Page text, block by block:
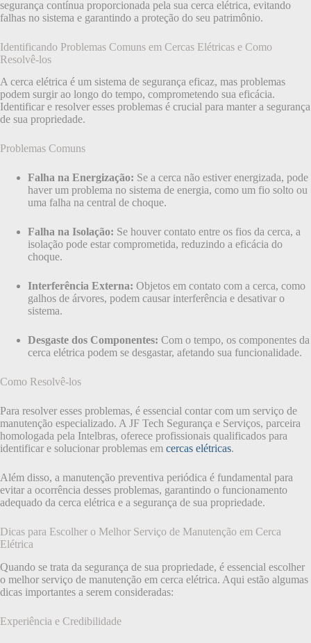
segurança contínua proporcionada pela sua cerca elétrica, evitando
falhas no sistema e garantindo a proteção do seu patrimônio.
Identificando Problemas Comuns em Cercas Elétricas e Como
Resolvê-los
A cerca elétrica é um sistema de segurança eficaz, mas problemas
podem surgir ao longo do tempo, comprometendo sua eficácia.
Identificar e resolver esses problemas é crucial para manter a segurança
de sua propriedade.
Problemas Comuns
Falha na Energização: Se a cerca não estiver energizada, pode
haver um problema no sistema de energia, como um fio solto ou
uma falha na central de choque.
Falha na Isolação: Se houver contato entre os fios da cerca, a
isolação pode estar comprometida, reduzindo a eficácia do
choque.
Interferência Externa: Objetos em contato com a cerca, como
galhos de árvores, podem causar interferência e desativar o
sistema.
Desgaste dos Componentes: Com o tempo, os componentes da
cerca elétrica podem se desgastar, afetando sua funcionalidade.
Como Resolvê-los
Para resolver esses problemas, é essencial contar com um serviço de
manutenção especializado. A JF Tech Segurança e Serviços, parceira
homologada pela Intelbras, oferece profissionais qualificados para
identificar e solucionar problemas em cercas elétricas.
Além disso, a manutenção preventiva periódica é fundamental para
evitar a ocorrência desses problemas, garantindo o funcionamento
adequado da cerca elétrica e a segurança de sua propriedade.
Dicas para Escolher o Melhor Serviço de Manutenção em Cerca
Elétrica
Quando se trata da segurança de sua propriedade, é essencial escolher
o melhor serviço de manutenção em cerca elétrica. Aqui estão algumas
dicas importantes a serem consideradas:
Experiência e Credibilidade